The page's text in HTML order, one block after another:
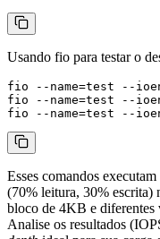
Usando fio para testar o
fio --name=test --
fio --name=test --
Esses comandos
(70% leitura, 30% escrita)
bloco de 4KB e diferentes
Analise os resultados